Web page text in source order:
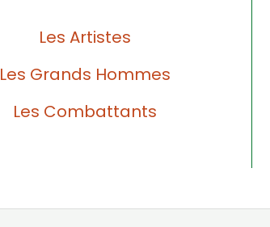
Les Artistes
Les Grands Hommes
Les Combattants